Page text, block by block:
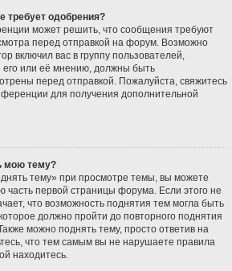
требует одобрения?
может решить, что сообщения требуют
перед отправкой на форум. Возможно
включил вас в группу пользователей,
или её мнению, должны быть
перед отправкой. Пожалуйста, свяжитесь
для получения дополнительной
мою тему?
тему» при просмотре темы, вы можете
часть первой страницы форума. Если этого не
что возможность поднятия тем могла быть
должно пройти до повторного поднятия
можно поднять тему, просто ответив на
что тем самым вы не нарушаете правила
находитесь.